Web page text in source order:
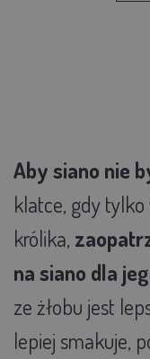
Aby siano nie
klatce, gdy
królika,
na siano dla
ze żłobu jest
lepiej smakuje,